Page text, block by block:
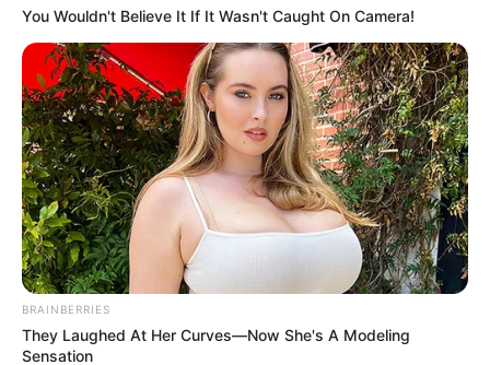
You Wouldn't Believe It If It Wasn't Caught On Camera!
BRAINBERRIES
They Laughed At Her Curves—Now She's A Modeling
Sensation